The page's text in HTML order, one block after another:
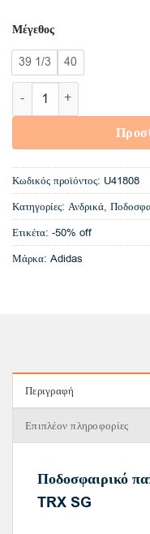
Μέγεθος
39 1/3 40
U41808 Adidas Adipure
Κωδικός προϊόντος: U41808
Κατηγορίες: Ανδρικά,
Ετικέτα: -50% off
Μάρκα: Adidas
Περιγραφή
Επιπλέον πληροφορίες
Ποδοσφαιρικό
TRX SG